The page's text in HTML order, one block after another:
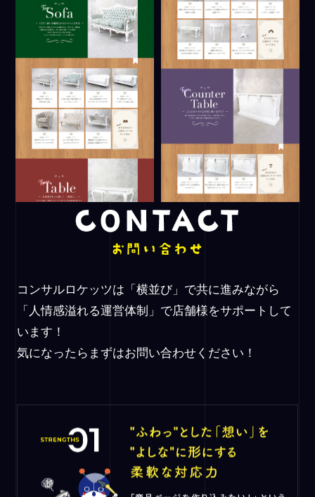
コンサルロケッツは「横並び」で共に進みながら
「人情感溢れる運営体制」で店舗様をサポートして
います！
気になったらまずはお問い合わせください！